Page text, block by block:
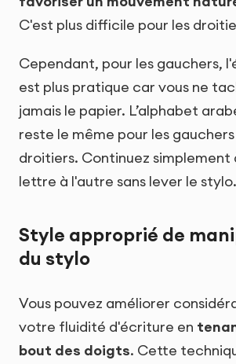
C'est plus difficile pour les
Cependant, pour les gauchers,
est plus pratique car vous ne
jamais le papier. L’alphabet
reste le même pour les
droitiers. Continuez simplement
lettre à l'autre sans lever le stylo.
Style approprié de
du stylo
Vous pouvez améliorer
votre fluidité d'écriture en
bout des doigts. Cette